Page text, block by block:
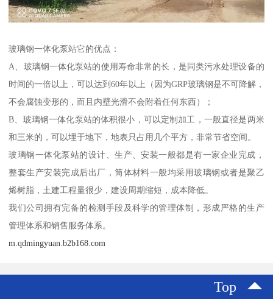
玻璃钢一体化泵站它的优点：
A、玻璃钢一体化泵站的使用寿命非常的长，是同类污水处理设备的
时间的一倍以上，可以达到60年以上（因为GRP玻璃钢是不可降解，
不会腐蚀变形的，而且内壁光滑不会附着任何东西）；
B、玻璃钢一体化泵站的体积很小，可以定制加工，一般直径是两米
和三米的，可以埋于地下，地表只占用几个平方，非常节省空间。
玻璃钢一体化泵站的设计、生产、安装一般都是有一家企业完成，
整套生产安装完成后出厂，筒体材料一般均采用玻璃钢或者是聚乙
烯树脂，土建工程量很少，建设周期缩短，成本降低。
我们公司拥有完备的检测手段及科学的管理体制，形成严格的生产
管理体系和销售服务体系。
m.qdmingyuan.b2b168.com
Top